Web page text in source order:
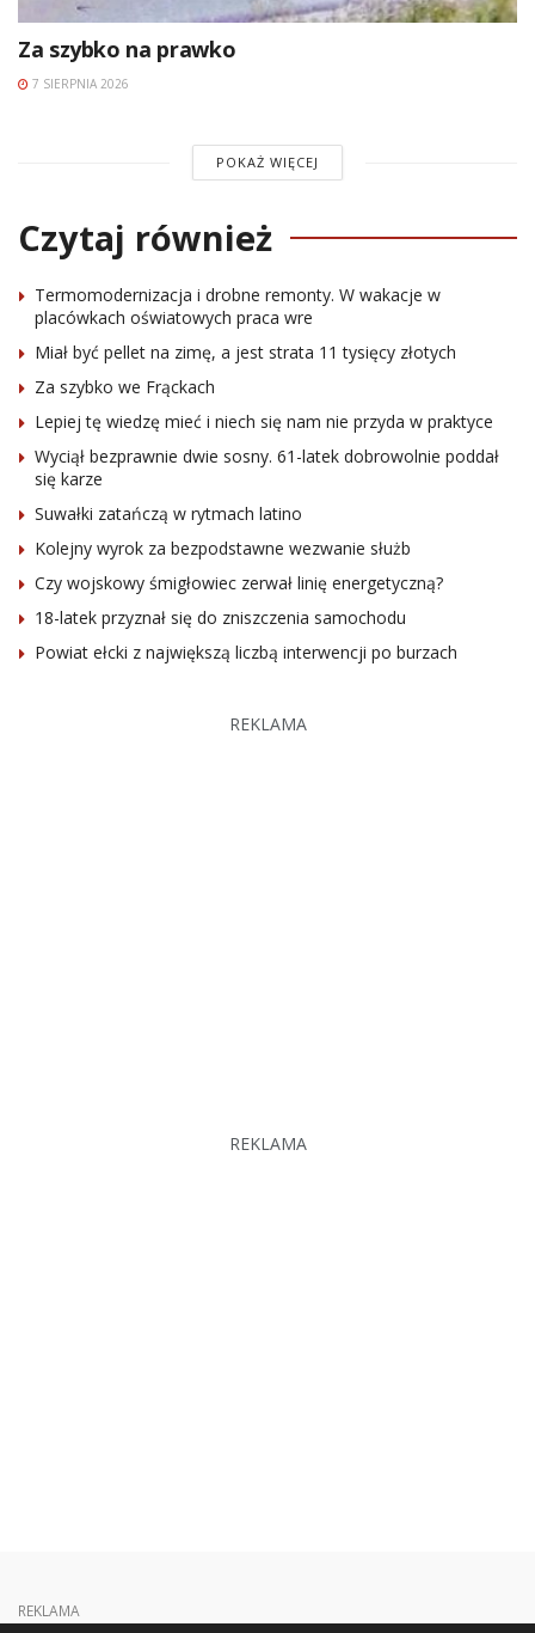
Za szybko na prawko
7 SIERPNIA 2026
POKAŻ WIĘCEJ
Czytaj również
Termomodernizacja i drobne remonty. W wakacje w
placówkach oświatowych praca wre
Miał być pellet na zimę, a jest strata 11 tysięcy złotych
Za szybko we Frąckach
Lepiej tę wiedzę mieć i niech się nam nie przyda w praktyce
Wyciął bezprawnie dwie sosny. 61-latek dobrowolnie poddał
się karze
Suwałki zatańczą w rytmach latino
Kolejny wyrok za bezpodstawne wezwanie służb
Czy wojskowy śmigłowiec zerwał linię energetyczną?
18-latek przyznał się do zniszczenia samochodu
Powiat ełcki z największą liczbą interwencji po burzach
REKLAMA
REKLAMA
REKLAMA